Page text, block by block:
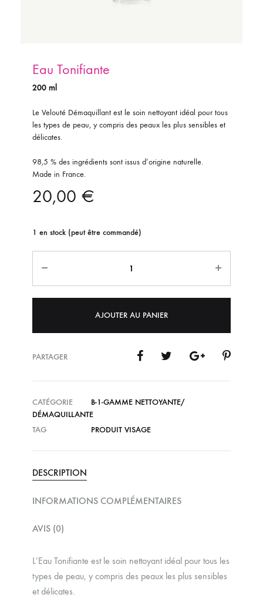
Eau Tonifiante
200 ml
Le Velouté Démaquillant est le soin nettoyant idéal pour tous
les types de peau, y compris des peaux les plus sensibles et
délicates.
98,5 % des ingrédients sont issus d’origine naturelle.
Made in France.
20,00 €
1 en stock (peut être commandé)
AJOUTER AU PANIER
PARTAGER
CATÉGORIE
B-1-GAMME NETTOYANTE/
DÉMAQUILLANTE
TAG
PRODUIT VISAGE
DESCRIPTION
INFORMATIONS COMPLÉMENTAIRES
AVIS (0)
L’Eau Tonifiante est le soin nettoyant idéal pour tous les
types de peau, y compris des peaux les plus sensibles
et délicates.